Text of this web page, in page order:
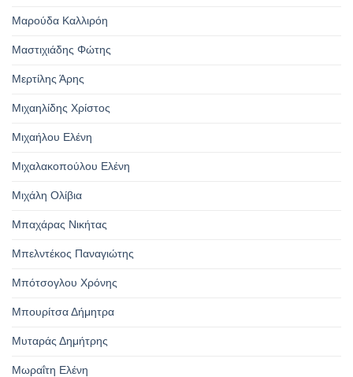
Μαρούδα Καλλιρόη
Μαστιχιάδης Φώτης
Μερτίλης Άρης
Μιχαηλίδης Χρίστος
Μιχαήλου Ελένη
Μιχαλακοπούλου Ελένη
Μιχάλη Ολίβια
Μπαχάρας Νικήτας
Μπελντέκος Παναγιώτης
Μπότσογλου Χρόνης
Μπουρίτσα Δήμητρα
Μυταράς Δημήτρης
Μωραΐτη Ελένη